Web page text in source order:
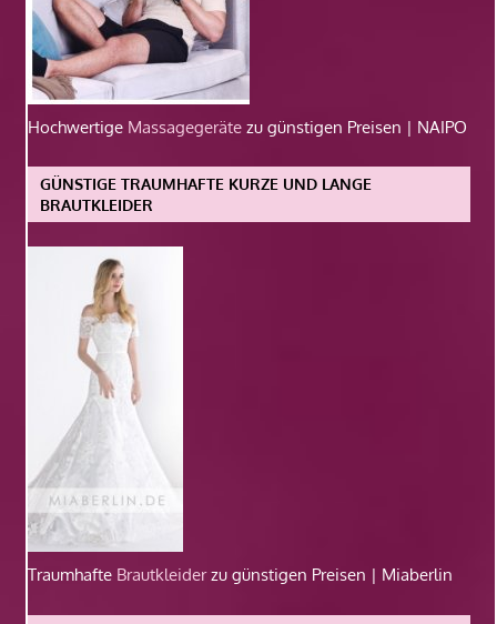
Hochwertige Massagegeräte zu günstigen Preisen | NAIPO
GÜNSTIGE TRAUMHAFTE KURZE UND LANGE
BRAUTKLEIDER
Traumhafte Brautkleiderzu günstigen Preisen | Miaberlin